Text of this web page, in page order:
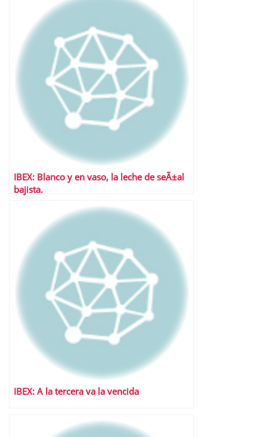
IBEX: Blanco y en vaso, la leche de seÃ±al
bajista.
IBEX: A la tercera va la vencida